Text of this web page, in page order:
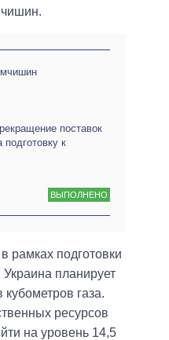
поставок
к
ВЫПОЛНЕНО
рамках подготовки
Украина планирует
газа.
ресурсов
на уровень 14,5